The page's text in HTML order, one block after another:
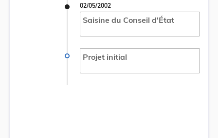
02/05/2002
Saisine du Conseil d'État
Projet initial